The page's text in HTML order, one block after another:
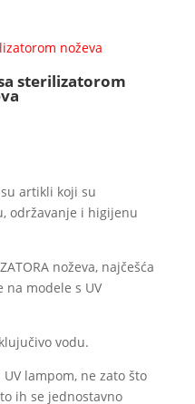
sterilizatorom
artikli koji su
održavanje i higijenu
noževa, najčešća
modele s UV
vodu.
lampom, ne zato što
ih se jednostavno